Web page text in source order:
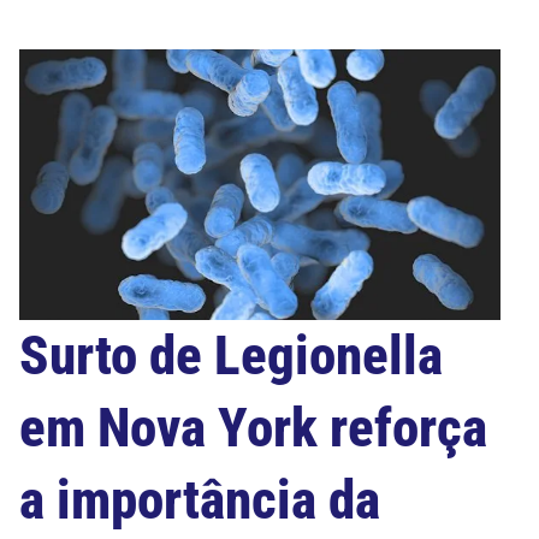
Surto de Legionella
em Nova York reforça
a importância da